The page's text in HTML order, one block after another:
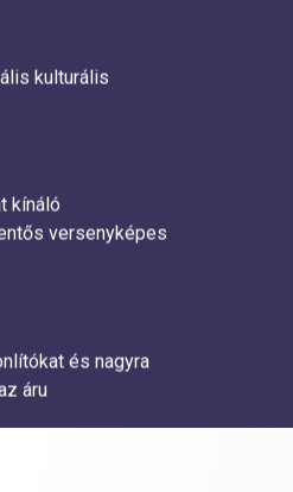
kulturális
kínáló
versenyképes
és nagyra
áru